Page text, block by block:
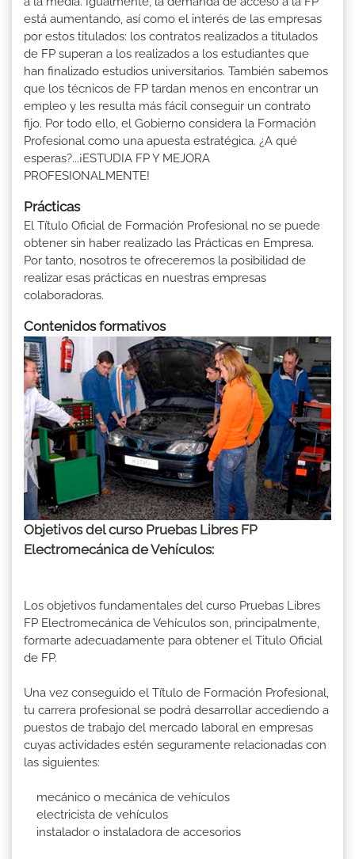
está aumentando, así como el interés de las empresas
por estos titulados: los contratos realizados a titulados
de FP superan a los realizados a los estudiantes que
han finalizado estudios universitarios. También sabemos
que los técnicos de FP tardan menos en encontrar un
empleo y les resulta más fácil conseguir un contrato
fijo. Por todo ello, el Gobierno considera la Formación
Profesional como una apuesta estratégica. ¿A qué
esperas?...¡ESTUDIA FP Y MEJORA
PROFESIONALMENTE!
Prácticas
El Título Oficial de Formación Profesional no se puede
obtener sin haber realizado las Prácticas en Empresa.
Por tanto, nosotros te ofreceremos la posibilidad de
realizar esas prácticas en nuestras empresas
colaboradoras.
Contenidos formativos
Objetivos del curso Pruebas Libres FP
Electromecánica de Vehículos:
Los objetivos fundamentales del curso Pruebas Libres
FP Electromecánica de Vehículos son, principalmente,
formarte adecuadamente para obtener el Titulo Oficial
de FP.
Una vez conseguido el Título de Formación Profesional,
tu carrera profesional se podrá desarrollar accediendo a
puestos de trabajo del mercado laboral en empresas
cuyas actividades estén seguramente relacionadas con
las siguientes:
mecánico o mecánica de vehículos
electricista de vehículos
instalador o instaladora de accesorios